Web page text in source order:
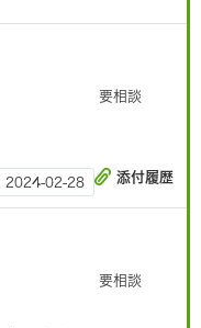
要相談
2024-02-28 添付履歴
要相談